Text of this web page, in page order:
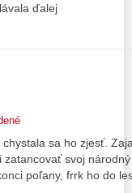
ďalej
sa ho zjesť.
zatancovať svoj
poľany, frrk ho do